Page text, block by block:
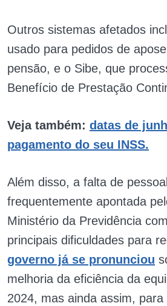
Outros sistemas afetados
usado para pedidos de
pensão, e o Sibe, que
Benefício de Prestação
Veja também: datas de
pagamento do seu INSS.
Além disso, a falta de
frequentemente apontada
Ministério da Previdência
principais dificuldades para
governo já se pronunciou
melhoria da eficiência da
2024, mas ainda assim,